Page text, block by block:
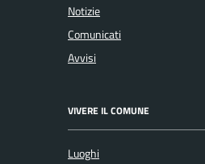
Notizie
Comunicati
Avvisi
VIVERE IL COMUNE
Luoghi